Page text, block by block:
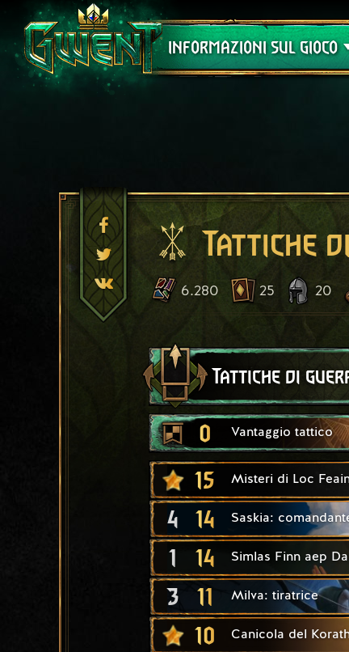
INFORMAZIONI SUL GIOCO
Assistenza
Tattiche
6.280 25 20
Tattiche di
0 Vantaggio tattico
15 Misteri di Loc
4 14 Saskia:
1 14 Simlas Finn aep
3 11 Milva: tiratrice
10 Canicola del